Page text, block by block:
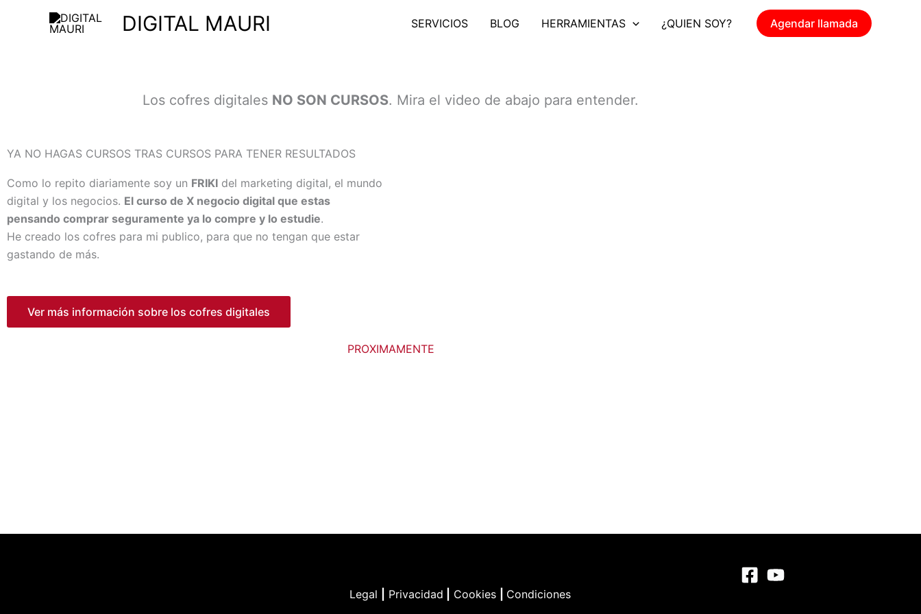
DIGITAL MAURI SERVICIOS BLOG HERRAMIENTAS ¿QUIEN SOY? Agendar llamada
COFRES DIGITALES
Los cofres digitales NO SON CURSOS. Mira el video de abajo para entender.
YA NO HAGAS CURSOS TRAS CURSOS PARA TENER RESULTADOS
Como lo repito diariamente soy un FRIKI del marketing digital, el mundo
digital y los negocios. El curso de X negocio digital que estas
pensando comprar seguramente ya lo compre y lo estudie.
He creado los cofres para mi publico, para que no tengan que estar
gastando de más.
Ver más información sobre los cofres digitales
PROXIMAMENTE
Legal Privacidad Cookies Condiciones